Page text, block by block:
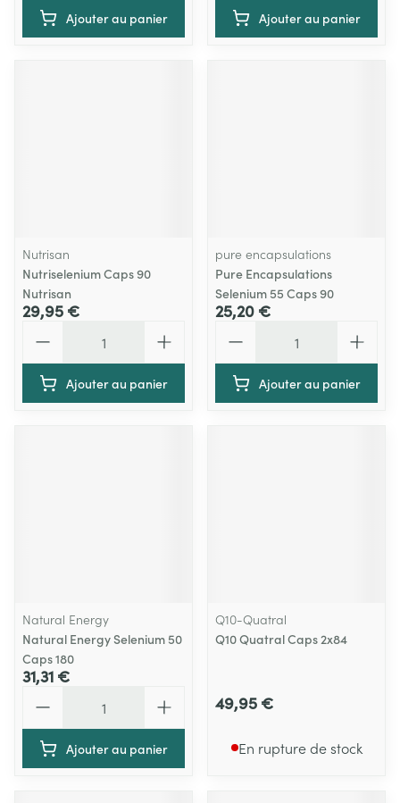
Ajouter au panier Ajouter au panier
Nutrisan
Nutriselenium Caps 90
Nutrisan
29,95 €
Ajouter au panier
pure encapsulations
Pure Encapsulations
Selenium 55 Caps 90
25,20 €
Ajouter au panier
Natural Energy
Natural Energy Selenium 50
Caps 180
31,31 €
Ajouter au panier
Q10-Quatral
Q10 Quatral Caps 2x84
49,95 €
En rupture de stock